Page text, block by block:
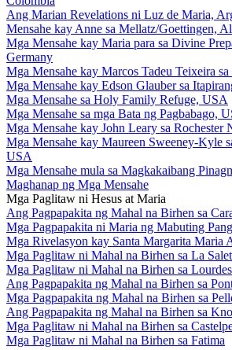
Ang Marian Revelations ni Luz de Maria,
Mensahe kay Anne sa Mellatz/Goettingen,
Mga Mensahe kay Maria para sa Divine
Germany
Mga Mensahe kay Marcos Tadeu Teixeira sa
Mga Mensahe kay Edson Glauber sa
Mga Mensahe sa Holy Family Refuge, USA
Mga Mensahe sa mga Bata ng Pagbabago,
Mga Mensahe kay John Leary sa Rochester
Mga Mensahe kay Maureen Sweeney-Kyle
USA
Mga Mensahe mula sa Magkakaibang
Maghanap ng Mga Mensahe
Mga Paglitaw ni Hesus at Maria
Ang Pagpapakita ng Mahal na Birhen sa
Mga Pagpapakita ni Maria ng Mabuting
Mga Rivelasyon kay Santa Margarita Maria
Mga Paglitaw ni Mahal na Birhen sa La
Mga Paglitaw ni Mahal na Birhen sa Lourdes
Ang Pagpapakita ng Mahal na Birhen sa
Mga Pagpapakita ng Mahal na Birhen sa
Ang Pagpapakita ng Mahal na Birhen sa
Mga Paglitaw ni Mahal na Birhen sa
Mga Paglitaw ni Mahal na Birhen sa Fatima